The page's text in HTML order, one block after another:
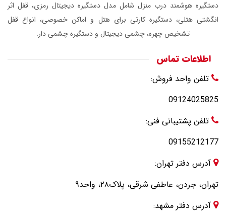
دستگیره هوشمند درب منزل شامل مدل دستگیره دیجیتال رمزی، قفل اثر
انگشتی هتلی، دستگیره کارتی برای هتل و اماکن خصوصی، انواع قفل
تشخیص چهره، چشمی دیجیتال و دستگیره چشمی دار.
اطلاعات تماس
تلفن واحد فروش:
09124025825
تلفن پشتیبانی فنی:
09155212177
آدرس دفتر تهران:
تهران، جردن، عاطفی شرقی، پلاک۲۸، واحد۹
آدرس دفتر مشهد: